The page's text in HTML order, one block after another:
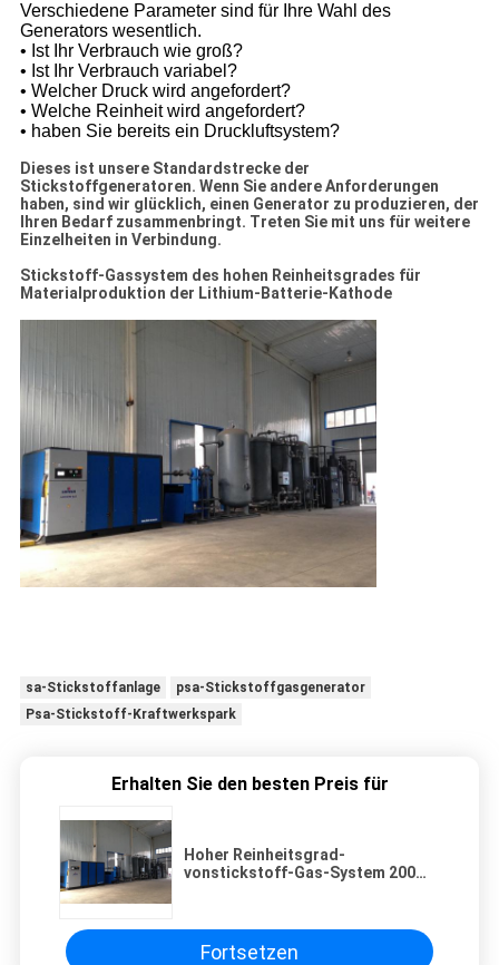
Verschiedene Parameter sind für Ihre Wahl des
Generators wesentlich.
• Ist Ihr Verbrauch wie groß?
• Ist Ihr Verbrauch variabel?
• Welcher Druck wird angefordert?
• Welche Reinheit wird angefordert?
• haben Sie bereits ein Druckluftsystem?
Dieses ist unsere Standardstrecke der
Stickstoffgeneratoren. Wenn Sie andere Anforderungen
haben, sind wir glücklich, einen Generator zu produzieren, der
Ihren Bedarf zusammenbringt. Treten Sie mit uns für weitere
Einzelheiten in Verbindung.
Stickstoff-Gassystem des hohen Reinheitsgrades für
Materialproduktion der Lithium-Batterie-Kathode
sa-Stickstoffanlage
psa-Stickstoffgasgenerator
Psa-Stickstoff-Kraftwerkspark
Erhalten Sie den besten Preis für
Hoher Reinheitsgrad-
vonstickstoff-Gas-System 200
Fortsetzen